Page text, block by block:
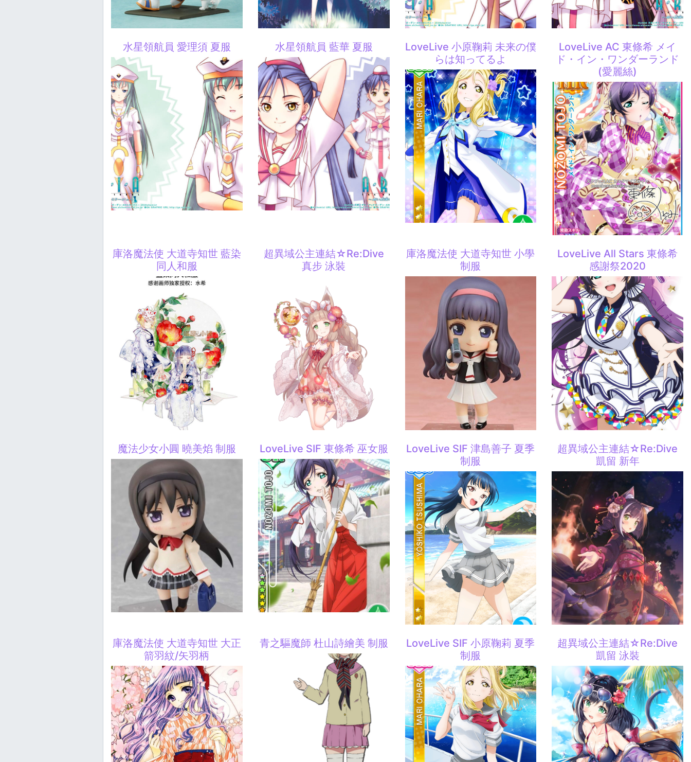
水星領航員 愛理須 夏服 水星領航員 藍華 夏服
LoveLive 小原鞠莉 未来の僕
らは知ってるよ
LoveLive AC 東條希 メイ
ド・イン・ワンダーランド
(愛麗絲)
庫洛魔法使 大道寺知世 藍染
同人和服
超異域公主連結☆Re:Dive
真步 泳裝
庫洛魔法使 大道寺知世 小學
制服
LoveLive All Stars 東條希
感謝祭2020
魔法少女小圓 曉美焰 制服 LoveLive SIF 東條希 巫女服
LoveLive SIF 津島善子 夏季
制服
超異域公主連結☆Re:Dive
凱留 新年
庫洛魔法使 大道寺知世 大正
箭羽紋/矢羽柄
青之驅魔師 杜山詩繪美 制服
LoveLive SIF 小原鞠莉 夏季
制服
超異域公主連結☆Re:Dive
凱留 泳裝